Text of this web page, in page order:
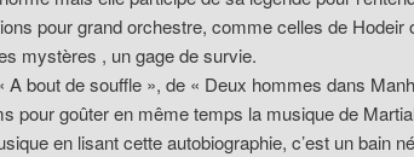
pour grand orchestre, comme celles de Hodeir
mystères , un gage de survie.
bout de souffle », de « Deux hommes dans
pour goûter en même temps la musique de
en lisant cette autobiographie, c’est un bain